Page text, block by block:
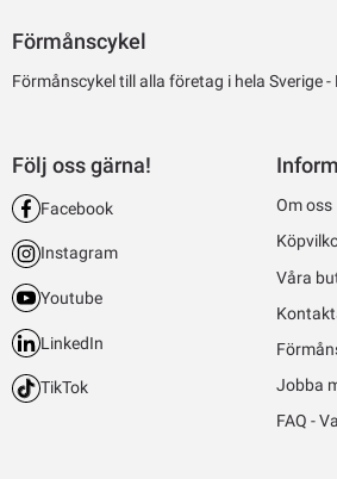
Förmånscykel
Förmånscykel till alla företag i hela Sverige -
Följ oss gärna!
Facebook
Instagram
Youtube
LinkedIn
TikTok
Om oss
Våra
Jobba
FAQ -